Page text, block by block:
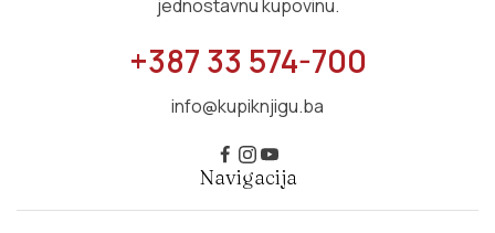
jednostavnu kupovinu.
+387 33 574-700
info@kupiknjigu.ba
Navigacija